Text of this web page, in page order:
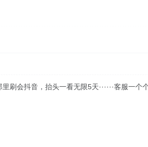
刷会抖音，抬头一看无限5天······客服一